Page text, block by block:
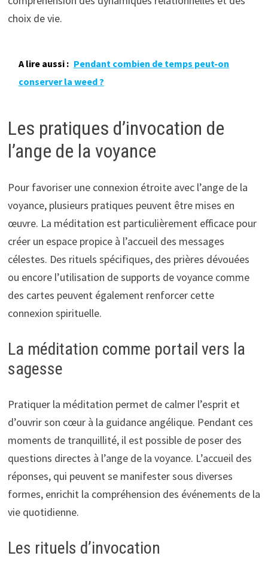
choix de vie.
A lire aussi : Pendant combien de temps peut-on
conserver la weed ?
Les pratiques d’invocation de
l’ange de la voyance
Pour favoriser une connexion étroite avec l’ange de la
voyance, plusieurs pratiques peuvent être mises en
œuvre. La méditation est particulièrement efficace pour
créer un espace propice à l’accueil des messages
célestes. Des rituels spécifiques, des prières dévouées
ou encore l’utilisation de supports de voyance comme
des cartes peuvent également renforcer cette
connexion spirituelle.
La méditation comme portail vers la
sagesse
Pratiquer la méditation permet de calmer l’esprit et
d’ouvrir son cœur à la guidance angélique. Pendant ces
moments de tranquillité, il est possible de poser des
questions directes à l’ange de la voyance. L’accueil des
réponses, qui peuvent se manifester sous diverses
formes, enrichit la compréhension des événements de la
vie quotidienne.
Les rituels d’invocation